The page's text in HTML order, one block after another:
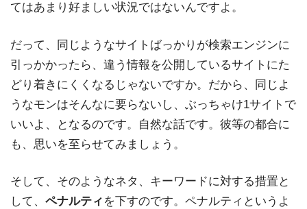
てはあまり好ましい状況ではないんですよ。
だって、同じようなサイトばっかりが検索エンジンに
引っかかったら、違う情報を公開しているサイトにた
どり着きにくくなるじゃないですか。だから、同じよ
うなモンはそんなに要らないし、ぶっちゃけ1サイトで
いいよ、となるのです。自然な話です。彼等の都合に
も、思いを至らせてみましょう。
そして、そのようなネタ、キーワードに対する措置と
して、 ペナルティ を下すのです。ペナルティというよ